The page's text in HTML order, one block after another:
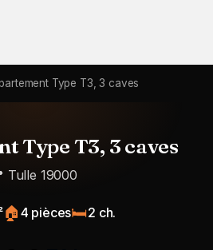
Type T3, 3 caves
Type T3, 3 caves
Tulle 19000
🏠 4 pièces🛏️2 ch.